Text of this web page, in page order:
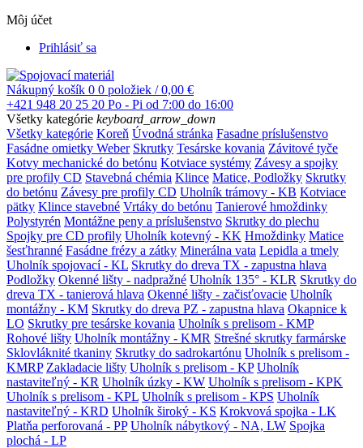
Môj účet
Prihlásiť sa
Nákupný košík 0 0 položiek / 0,00 €
+421 948 20 25 20 Po - Pi od 7:00 do 16:00
Všetky kategórie keyboard_arrow_down
Všetky kategórie Koreň Úvodná stránka Fasadne príslušenstvo
Fasádne omietky Weber Skrutky Tesárske kovania Závitové tyče
Kotvy mechanické do betónu Kotviace systémy Závesy a spojky
pre profily CD Stavebná chémia Klince Matice, Podložky Skrutky
do betónu Závesy pre profily CD Uholník trámovy - KB Kotviace
pätky Klince stavebné Vrtáky do betónu Tanierové hmoždinky
Polystyrén Montážne peny a príslušenstvo Skrutky do plechu
Spojky pre CD profily Uholník kotevný - KK Hmoždinky Matice
šesťhranné Fasádne frézy a zátky Minerálna vata Lepidla a tmely
Uholník spojovací - KL Skrutky do dreva TX - zapustna hlava
Podložky Okenné lišty - nadpražné Uholník 135° - KLR Skrutky do
dreva TX - tanierová hlava Okenné lišty - začisťovacie Uholník
montážny - KM Skrutky do dreva PZ - zapustna hlava Okapnice k
LO Skrutky pre tesárske kovania Uholník s prelisom - KMP
Rohové lišty Uholník montážny - KMR Strešné skrutky farmárske
Sklovláknité tkaniny Skrutky do sadrokartónu Uholník s prelisom -
KMRP Zakladacie lišty Uholník s prelisom - KP Uholník
nastaviteľný - KR Uholník úzky - KW Uholník s prelisom - KPK
Uholník s prelisom - KPL Uholník s prelisom - KPS Uholník
nastaviteľný - KRD Uholník široký - KS Krokvová spojka - LK
Platňa perforovaná - PP Uholník nábytkový - NA, LW Spojka
plochá - LP